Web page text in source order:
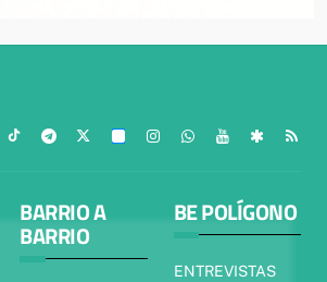
BARRIO A
BARRIO
BE POLÍGONO
ENTREVISTAS